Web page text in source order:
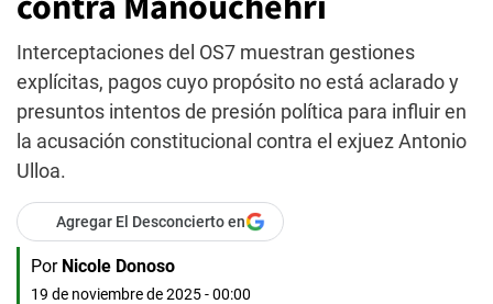
Interceptaciones del OS7 muestran gestiones
explícitas, pagos cuyo propósito no está aclarado y
presuntos intentos de presión política para influir en
la acusación constitucional contra el exjuez Antonio
Ulloa.
Agregar El Desconcierto en
Por Nicole Donoso
19 de noviembre de 2025 - 00:00